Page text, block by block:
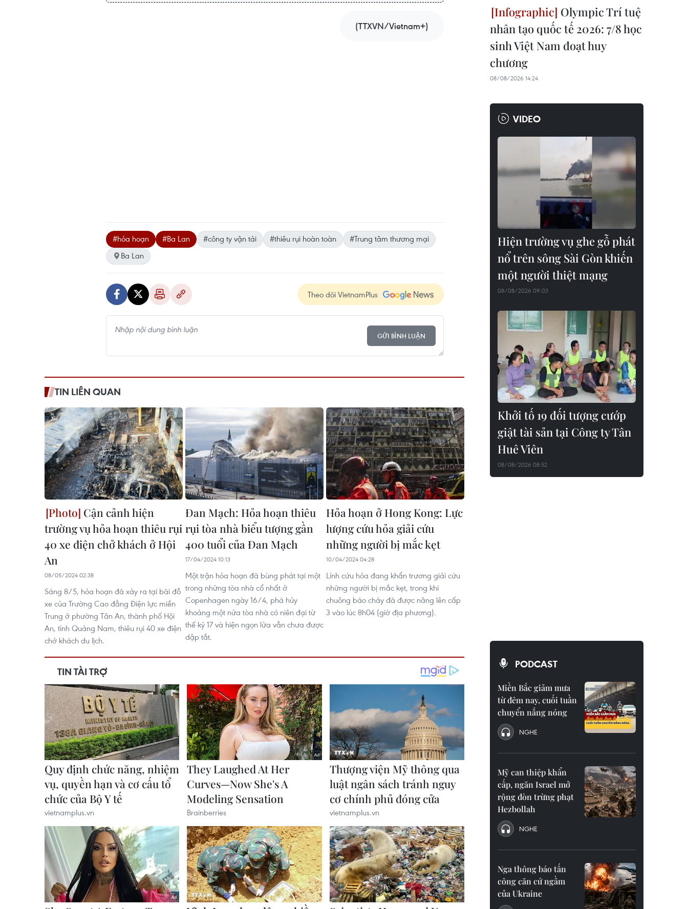
(TTXVN/Vietnam+)
#hỏa hoạn #Ba Lan #công ty vận tải #thiêu rụi hoàn toàn
#Trung tâm thương mại
Ba Lan
Theo dõi VietnamPlus
GỬI BÌNH LUẬN
TIN LIÊN QUAN
Cận cảnh hiện
trường vụ hỏa hoạn thiêu rụi
40 xe điện chở khách ở Hội
An
08/05/2024 02:38
Sáng 8/5, hỏa hoạn đã xảy ra tại bãi đỗ
xe của Trường Cao đẳng Điện lực miền
Trung ở phường Tân An, thành phố Hội
An, tỉnh Quảng Nam, thiêu rụi 40 xe điện
chở khách du lịch.
Đan Mạch: Hỏa hoạn thiêu
rụi tòa nhà biểu tượng gần
400 tuổi của Đan Mạch
17/04/2024 10:13
Một trận hỏa hoạn đã bùng phát tại một
trong những tòa nhà cổ nhất ở
Copenhagen ngày 16/4, phá hủy
khoảng một nửa tòa nhà có niên đại từ
thế kỷ 17 và hiện ngọn lửa vẫn chưa được
dập tắt.
Hỏa hoạn ở Hong Kong: Lực
lượng cứu hỏa giải cứu
những người bị mắc kẹt
10/04/2024 04:28
Lính cứu hỏa đang khẩn trương giải cứu
những người bị mắc kẹt, trong khi
chuông báo cháy đã được nâng lên cấp
3 vào lúc 8h04 (giờ địa phương).
Olympic Trí tuệ
nhân tạo quốc tế 2026: 7/8 học
sinh Việt Nam đoạt huy
chương
08/08/2026 14:24
VIDEO
Hiện trường vụ ghe gỗ phát
nổ trên sông Sài Gòn khiến
một người thiệt mạng
08/08/2026 09:03
Khởi tố 19 đối tượng cướp
giật tài sản tại Công ty Tân
Huê Viên
08/08/2026 08:52
PODCAST
Miền Bắc giảm mưa
từ đêm nay, cuối tuần
chuyển nắng nóng
NGHE
Mỹ can thiệp khẩn
cấp, ngăn Israel mở
rộng đòn trừng phạt
Hezbollah
NGHE
Nga thông báo tấn
công căn cứ ngầm
của Ukraine